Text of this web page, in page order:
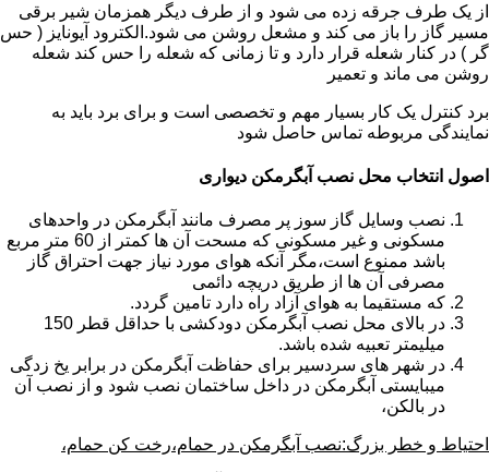
از یک طرف جرقه زده می شود و از طرف دیگر همزمان شیر برقی
مسیر گاز را باز می کند و مشعل روشن می شود.الکترود آیونایز ( حس
گر ) در کنار شعله قرار دارد و تا زمانی که شعله را حس کند شعله
روشن می ماند و تعمیر
برد کنترل یک کار بسیار مهم و تخصصی است و برای برد باید به
نمایندگی مربوطه تماس حاصل شود
اصول انتخاب محل نصب آبگرمکن دیواری
نصب وسایل گاز سوز پر مصرف مانند آبگرمکن در واحدهای
مسکونی و غیر مسکونی که مسحت آن ها کمتر از 60 متر مربع
باشد ممنوع است،مگر آنکه هوای مورد نیاز جهت احتراق گاز
مصرفی آن ها از طریق دریچه دائمی
که مستقیما به هوای آزاد راه دارد تامین گردد.
در بالای محل نصب آبگرمکن دودکشی با حداقل قطر 150
میلیمتر تعبیه شده باشد.
در شهر های سردسیر برای حفاظت آبگرمکن در برابر یخ زدگی
میبایستی آبگرمکن در داخل ساختمان نصب شود و از نصب آن
در بالکن،
احتیاط و خطر بزرگ:نصب آبگرمکن در حمام،رخت کن حمام،